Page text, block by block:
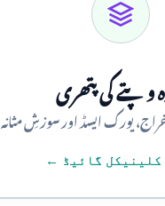
و پتے کی پتھری
یورک ایسڈ اور سوزشِ مثانہ
کلینیکل گائیڈ ←